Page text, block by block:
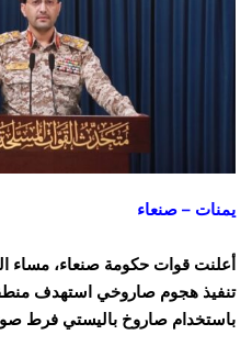
يمنات – صنعاء
تنفيذ هجوم صاروخي استهدف
باستخدام صاروخ باليستي فرط